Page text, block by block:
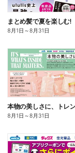
まとめ髪で夏を楽しむ!
8月1日 ～8月31日
本物の美しさに、トレ
8月1日 ～8月31日